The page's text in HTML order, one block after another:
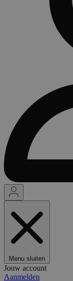
Menu sluiten
Jouw account
Aanmelden